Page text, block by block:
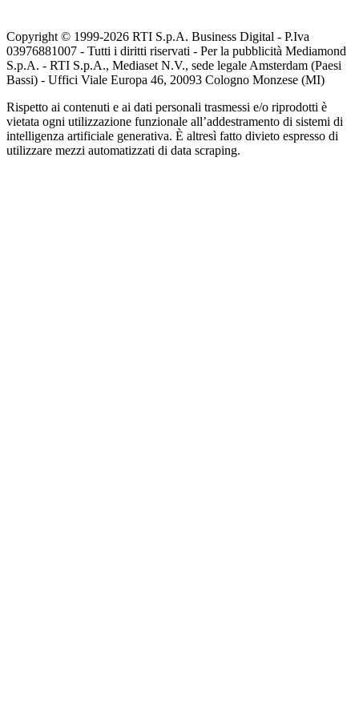
Copyright © 1999-2026 RTI S.p.A. Business Digital - P.Iva
03976881007 - Tutti i diritti riservati - Per la pubblicità Mediamond
S.p.A. - RTI S.p.A., Mediaset N.V., sede legale Amsterdam (Paesi
Bassi) - Uffici Viale Europa 46, 20093 Cologno Monzese (MI)
Rispetto ai contenuti e ai dati personali trasmessi e/o riprodotti è
vietata ogni utilizzazione funzionale all’addestramento di sistemi di
intelligenza artificiale generativa. È altresì fatto divieto espresso di
utilizzare mezzi automatizzati di data scraping.